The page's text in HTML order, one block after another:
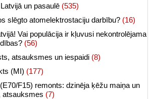
un pasaulē (535)
slēgto atomelektrostaciju darbību? (16)
Vai populācija ir kļuvusi nekontrolējama
(56)
atsauksmes un iespaidi (8)
(MI) (177)
F15) remonts: dzinēja ķēžu maiņa un
atsauksmes (7)